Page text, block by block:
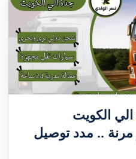
الكويت
أسعار مرنة .. مدد توصيل